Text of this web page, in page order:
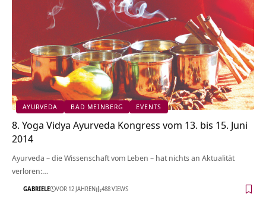
AYURVEDA BAD MEINBERG EVENTS
8. Yoga Vidya Ayurveda Kongress vom 13. bis 15. Juni
2014
Ayurveda – die Wissenschaft vom Leben – hat nichts an Aktualität
verloren:…
GABRIELE VOR 12 JAHREN 488 VIEWS